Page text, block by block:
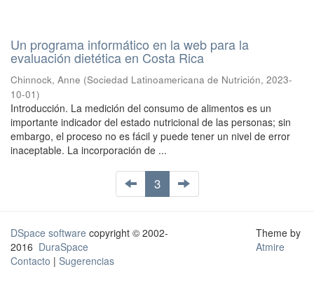
Un programa informático en la web para la
evaluación dietética en Costa Rica
Chinnock, Anne (Sociedad Latinoamericana de Nutrición, 2023-
10-01)
Introducción. La medición del consumo de alimentos es un
importante indicador del estado nutricional de las personas; sin
embargo, el proceso no es fácil y puede tener un nivel de error
inaceptable. La incorporación de ...
3
DSpace software copyright © 2002-
2016 DuraSpace
Contacto | Sugerencias
Theme by
Atmire